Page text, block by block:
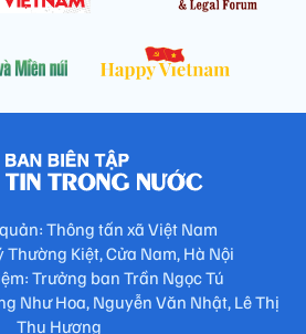
Thông tấn xã Việt Nam
Thường Kiệt, Cửa Nam, Hà Nội
Trưởng ban Trần Ngọc Tú
Như Hoa, Nguyễn Văn Nhật, Lê Thị
Thu Hương